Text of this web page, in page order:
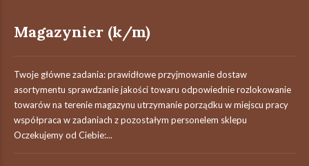
Magazynier (k/m)
Twoje główne zadania: prawidłowe przyjmowanie dostaw
asortymentu sprawdzanie jakości towaru odpowiednie rozlokowanie
towarów na terenie magazynu utrzymanie porządku w miejscu pracy
współpraca w zadaniach z pozostałym personelem sklepu
Oczekujemy od Ciebie:...